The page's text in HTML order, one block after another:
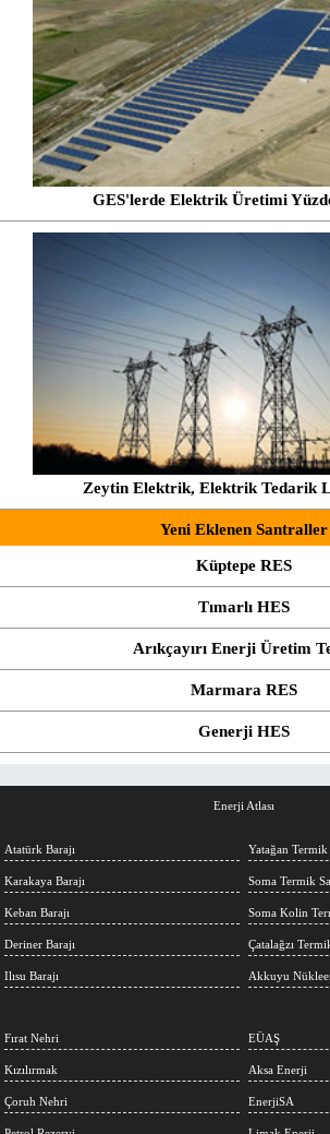
GES'lerde Elektrik Üretimi
Zeytin Elektrik, Elektrik Tedarik
Yeni Eklenen Santraller
Küptepe RES
Tımarlı HES
Arıkçayırı Enerji Üretim
Marmara RES
Generji HES
Enerji Atlası
Atatürk Barajı
Karakaya Barajı
Keban Barajı
Deriner Barajı
Ilısu Barajı
Yatağan Termik
Soma Termik
Soma Kolin
Çatalağzı
Akkuyu
Fırat Nehri
Kızılırmak
Çoruh Nehri
EÜAŞ
Aksa Enerji
EnerjiSA